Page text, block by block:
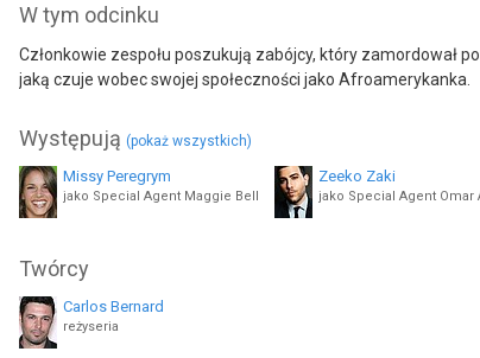
W tym odcinku
Członkowie zespołu poszukują zabójcy, który zamordował
jaką czuje wobec swojej społeczności jako Afroamerykanka.
Występują (pokaż wszystkich)
Missy Peregrym
jako Special Agent Maggie Bell
Zeeko Zaki
jako Analyst Elise Taylor
Carmen Lamar Gonzalez
jako Bomb Tech Carla Flores
Twórcy
Carlos Bernard
reżyseria